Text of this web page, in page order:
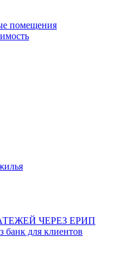
помещения
ЧЕРЕЗ ЕРИП
банк для клиентов